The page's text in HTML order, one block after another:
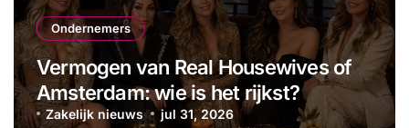
Ondernemers
Vermogen van Real Housewives of
Amsterdam: wie is het rijkst?
Zakelijk nieuws jul 31, 2026